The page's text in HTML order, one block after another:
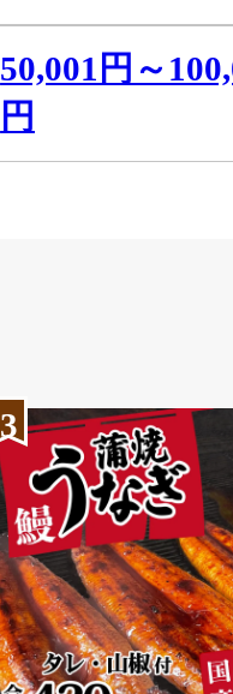
50,001円～
円
3